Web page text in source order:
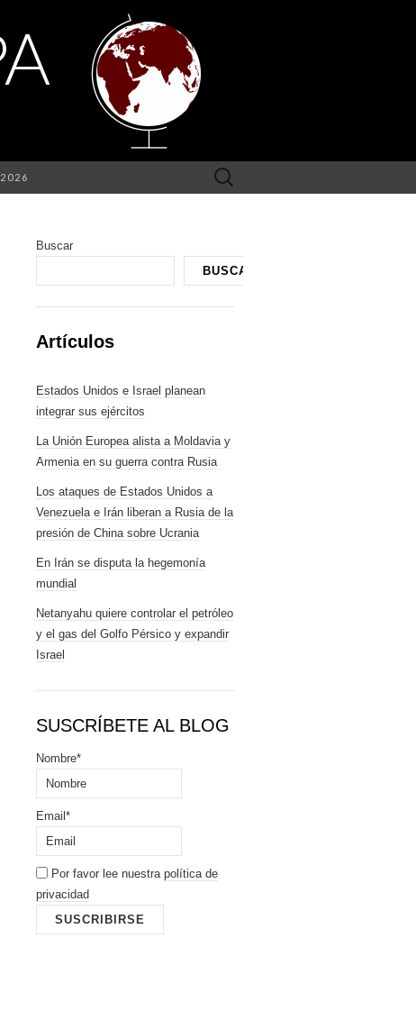
2026 Buscar:
Buscar
BUSCAR
Artículos
Estados Unidos e Israel planean
integrar sus ejércitos
La Unión Europea alista a Moldavia y
Armenia en su guerra contra Rusia
Los ataques de Estados Unidos a
Venezuela e Irán liberan a Rusia de la
presión de China sobre Ucrania
En Irán se disputa la hegemonía
mundial
Netanyahu quiere controlar el petróleo
y el gas del Golfo Pérsico y expandir
Israel
SUSCRÍBETE AL BLOG
Nombre*
Email*
Por favor lee nuestra política de
privacidad